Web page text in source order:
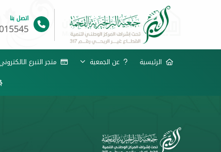
اتصل بنا
الرئيسية عن الجمعية متجر التبرع